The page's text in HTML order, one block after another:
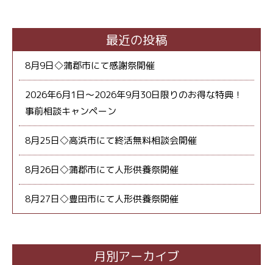
最近の投稿
8月9日◇蒲郡市にて感謝祭開催
2026年6月1日～2026年9月30日限りのお得な特典！
事前相談キャンペーン
8月25日◇高浜市にて終活無料相談会開催
8月26日◇蒲郡市にて人形供養祭開催
8月27日◇豊田市にて人形供養祭開催
月別アーカイブ